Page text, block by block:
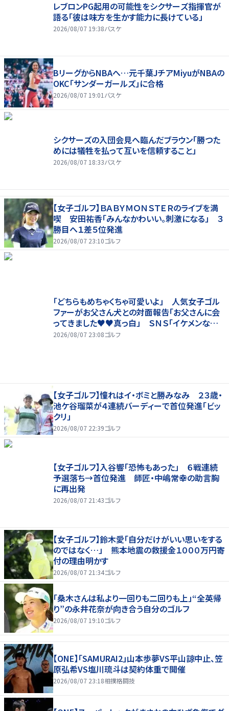
レブロンPG起用の可能性をシクサーズ指揮官が
語る「彼は味方を生かす能力に長けている」
2026/08/07 19:38バスケ
BリーグからNBAへ…元千葉JチアMiyuがNBAの
OKC「サンダーガールズ」に合格
2026/08/07 19:01バスケ
シクサーズの入団会見へ臨んだブラウン「勝つた
めには犠牲を払って互いを信頼すること」
2026/08/07 18:33バスケ
【女子ゴルフ】ＢＡＢＹＭＯＮＳＴＥＲのライブを満
喫 安田祐香「みんなかわいい。刺激になる」 ３
勝目へ１差５位発進
2026/08/07 23:10ゴルフ
「どちらもめちゃくちゃ可愛いよ」 人気女子ゴル
ファーがお父さん犬との対面報告「お父さんに会
ってきました♥♥真っ白」 ＳＮＳ「イケメンなお
父さん」「白戸家入りするんですか？」
2026/08/07 23:08ゴルフ
【女子ゴルフ】憧れはイ・ボミと勝みなみ ２３歳・
池ケ谷瑠菜が４連続バーディーで首位発進「ビッ
クリ」
2026/08/07 22:39ゴルフ
【女子ゴルフ】入谷響「恐怖もあった」 ６戦連続
予選落ち→首位発進 師匠・中嶋常幸の助言胸
に再出発
2026/08/07 21:43ゴルフ
【女子ゴルフ】鈴木愛「自分だけがいい思いをする
のではなく…」 熊本地震の救援金１０００万円寄
付の理由明かす
2026/08/07 21:34ゴルフ
「桑木さんは私より一回りも二回りも上」“全英帰
り”の永井花奈が向き合う自分のゴルフ
2026/08/07 19:10ゴルフ
【ONE】「SAMURAI2」山本歩夢VS平山諒中止、笠
原弘希VS塩川琉斗は契約体重で開催
2026/08/07 23:18相撲格闘技